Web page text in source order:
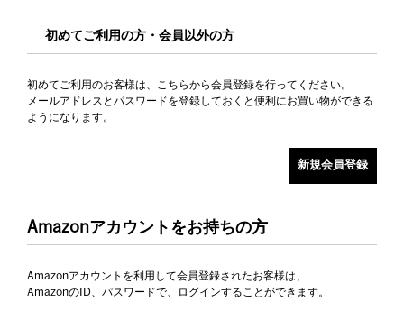
初めてご利用の方・会員以外の方
初めてご利用のお客様は、こちらから会員登録を行ってください。
メールアドレスとパスワードを登録しておくと便利にお買い物ができる
ようになります。
Amazonアカウントをお持ちの方
Amazonアカウントを利用して会員登録されたお客様は、
AmazonのID、パスワードで、ログインすることができます。